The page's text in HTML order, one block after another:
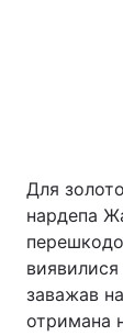
Україна
Економіка
Спорт
Для
нардепа
заважав
отримана